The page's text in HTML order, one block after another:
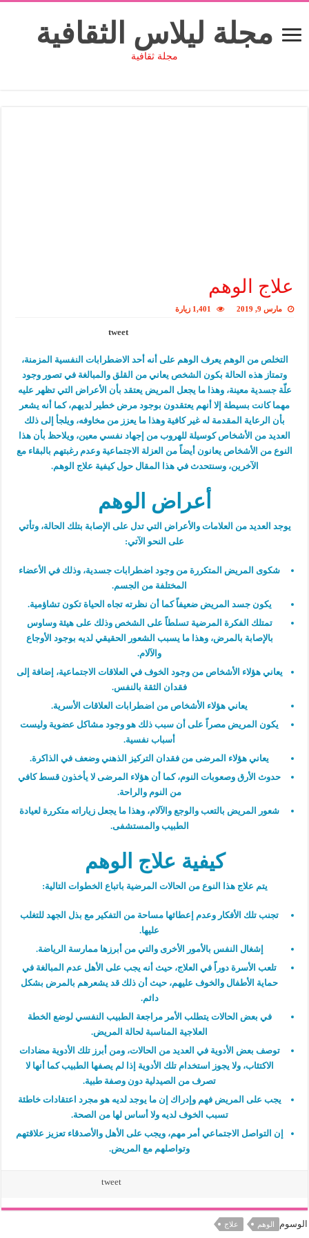
مجلة ليلاس الثقافية
مجلة ثقافية
علاج الوهم
مارس 9, 2019 1,401 زيارة
tweet
التخلص من الوهم يعرف الوهم على أنه أحد الاضطرابات النفسية المزمنة،
وتمتاز هذه الحالة بكون الشخص يعاني من القلق والمبالغة في تصور وجود
علّة جسدية معينة، وهذا ما يجعل المريض يعتقد بأن الأعراض التي تظهر عليه
مهما كانت بسيطة إلا أنهم يعتقدون بوجود مرض خطير لديهم، كما أنه يشعر
بأن الرعاية المقدمة له غير كافية وهذا ما يعزز من مخاوفه، ويلجأ إلى ذلك
العديد من الأشخاص كوسيلة للهروب من إجهاد نفسي معين، ويلاحظ بأن هذا
النوع من الأشخاص يعانون أيضاً من العزلة الاجتماعية وعدم رغبتهم بالبقاء مع
الآخرين، وسنتحدث في هذا المقال حول كيفية علاج الوهم.
أعراض الوهم
يوجد العديد من العلامات والأعراض التي تدل على الإصابة بتلك الحالة، وتأتي
على النحو الآتي:
شكوى المريض المتكررة من وجود اضطرابات جسدية، وذلك في الأعضاء
المختلفة من الجسم.
يكون جسد المريض ضعيفاً كما أن نظرته تجاه الحياة تكون تشاؤمية.
تمتلك الفكرة المرضية تسلطاً على الشخص وذلك على هيئة وساوس
بالإصابة بالمرض، وهذا ما يسبب الشعور الحقيقي لديه بوجود الأوجاع
والآلام.
يعاني هؤلاء الأشخاص من وجود الخوف في العلاقات الاجتماعية، إضافة إلى
فقدان الثقة بالنفس.
يعاني هؤلاء الأشخاص من اضطرابات العلاقات الأسرية.
يكون المريض مصراً على أن سبب ذلك هو وجود مشاكل عضوية وليست
أسباب نفسية.
يعاني هؤلاء المرضى من فقدان التركيز الذهني وضعف في الذاكرة.
حدوث الأرق وصعوبات النوم، كما أن هؤلاء المرضى لا يأخذون قسط كافي
من النوم والراحة.
شعور المريض بالتعب والوجع والآلام، وهذا ما يجعل زياراته متكررة لعيادة
الطبيب والمستشفى.
كيفية علاج الوهم
يتم علاج هذا النوع من الحالات المرضية باتباع الخطوات التالية:
تجنب تلك الأفكار وعدم إعطائها مساحة من التفكير مع بذل الجهد للتغلب
عليها.
إشغال النفس بالأمور الأخرى والتي من أبرزها ممارسة الرياضة.
تلعب الأسرة دوراً في العلاج، حيث أنه يجب على الأهل عدم المبالغة في
حماية الأطفال والخوف عليهم، حيث أن ذلك قد يشعرهم بالمرض بشكل
دائم.
في بعض الحالات يتطلب الأمر مراجعة الطبيب النفسي لوضع الخطة
العلاجية المناسبة لحالة المريض.
توصف بعض الأدوية في العديد من الحالات، ومن أبرز تلك الأدوية مضادات
الاكتئاب، ولا يجوز استخدام تلك الأدوية إذا لم يصفها الطبيب كما أنها لا
تصرف من الصيدلية دون وصفة طبية.
يجب على المريض فهم وإدراك إن ما يوجد لديه هو مجرد اعتقادات خاطئة
تسبب الخوف لديه ولا أساس لها من الصحة.
إن التواصل الاجتماعي أمر مهم، ويجب على الأهل والأصدقاء تعزيز علاقتهم
وتواصلهم مع المريض.
tweet
الوسوم الوهم علاج